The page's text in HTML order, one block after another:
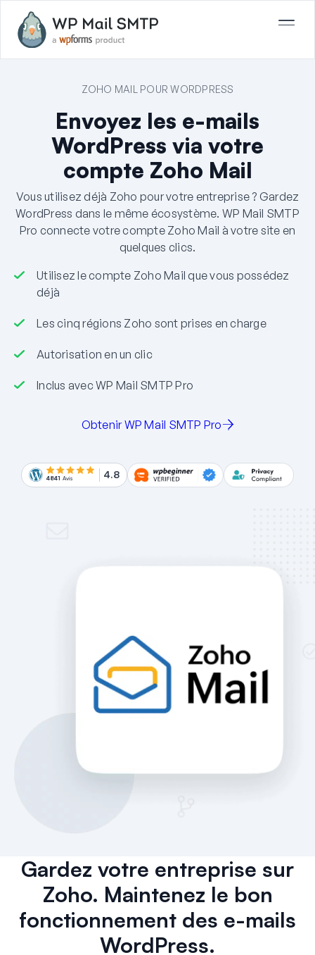
ZOHO MAIL POUR WORDPRESS
Envoyez les e-mails
WordPress via votre
compte Zoho Mail
Vous utilisez déjà Zoho pour votre entreprise ? Gardez
WordPress dans le même écosystème. WP Mail SMTP
Pro connecte votre compte Zoho Mail à votre site en
quelques clics.
Utilisez le compte Zoho Mail que vous possédez
déjà
Les cinq régions Zoho sont prises en charge
Autorisation en un clic
Inclus avec WP Mail SMTP Pro
Obtenir WP Mail SMTP Pro
4841 Avis 4.8
Gardez votre entreprise sur
Zoho. Maintenez le bon
fonctionnement des e-mails
WordPress.